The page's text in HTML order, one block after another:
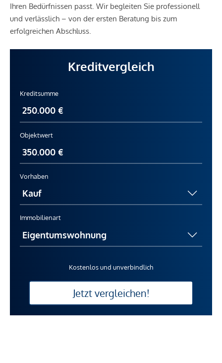
Ihren Bedürfnissen passt. Wir begleiten Sie professionell
und verlässlich – von der ersten Beratung bis zum
erfolgreichen Abschluss.
Kreditvergleich
Kreditsumme
Objektwert
Vorhaben
Immobilienart
Kostenlos und unverbindlich
Jetzt vergleichen!